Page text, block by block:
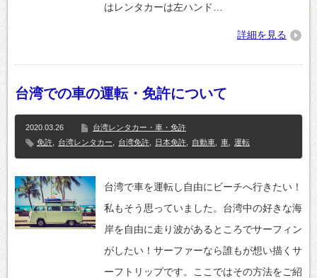
はレンタカーは左ハンド…
詳細を見る
台湾での車の運転・免許について
2020.03.26
台湾レンタカー・車・免許
免許
台湾レンタカー 台湾免許 日本免許 自動車 車 運転
台湾で車を運転し自由にビーチへ行きたい！
私もそう思っていました。台湾中の好きな海
岸を自由に走り波があるところでサーフィン
がしたい！サーファーなら誰もが想い描くサ
ーフトリップです。ここではその方法をご紹